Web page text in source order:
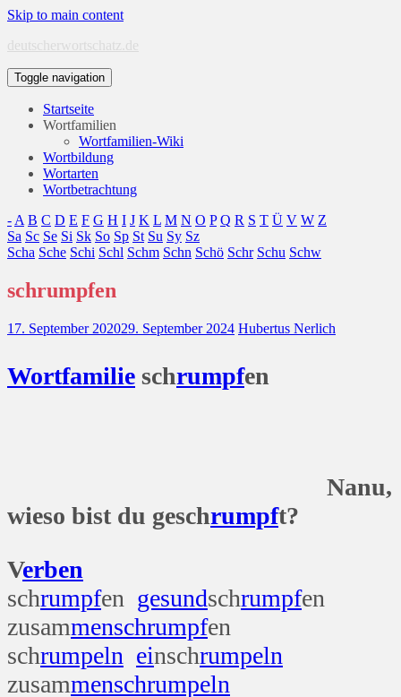
Skip to main content
deutscherwortschatz.de
Toggle navigation
Startseite
Wortfamilien
Wortfamilien-Wiki
Wortbildung
Wortarten
Wortbetrachtung
- A B C D E F G H I J K L M N O P Q R S T Ü V W Z
Sa Sc Se Si Sk So Sp St Su Sy Sz
Scha Sche Schi Schl Schm Schn Schö Schr Schu Schw
schrumpfen
17. September 202029. September 2024 Hubertus Nerlich
Wortfamilie schrumpfen
Nanu,
wieso bist du geschrumpft?
Verben
schrumpfen gesundschrumpfen
zusammenschrumpfen
schrumpeln einschrumpeln
zusammenschrumpeln